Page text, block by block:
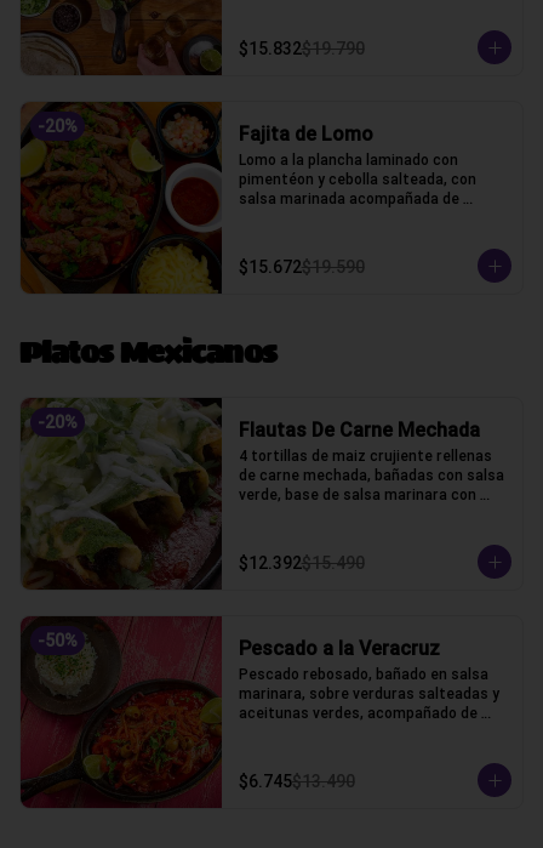
trigo.
$15.832$19.790
-20% Fajita de Lomo
Lomo a la plancha laminado con
pimentéon y cebolla salteada, con
salsa marinada acompañada de
$15.672$19.590
Platos Mexicanos
-20% Flautas De Carne Mechada
4 tortillas de maiz crujiente rellenas
de carne mechada, bañadas con salsa
verde, base de salsa marinara con
$12.392$15.490
-50% Pescado a la Veracruz
Pescado rebosado, bañado en salsa
marinara, sobre verduras salteadas y
aceitunas verdes, acompañado de
$6.745$13.490